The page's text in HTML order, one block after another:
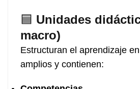
🟦 Unidades
macro)
Estructuran el aprendizaje
amplios y contienen: